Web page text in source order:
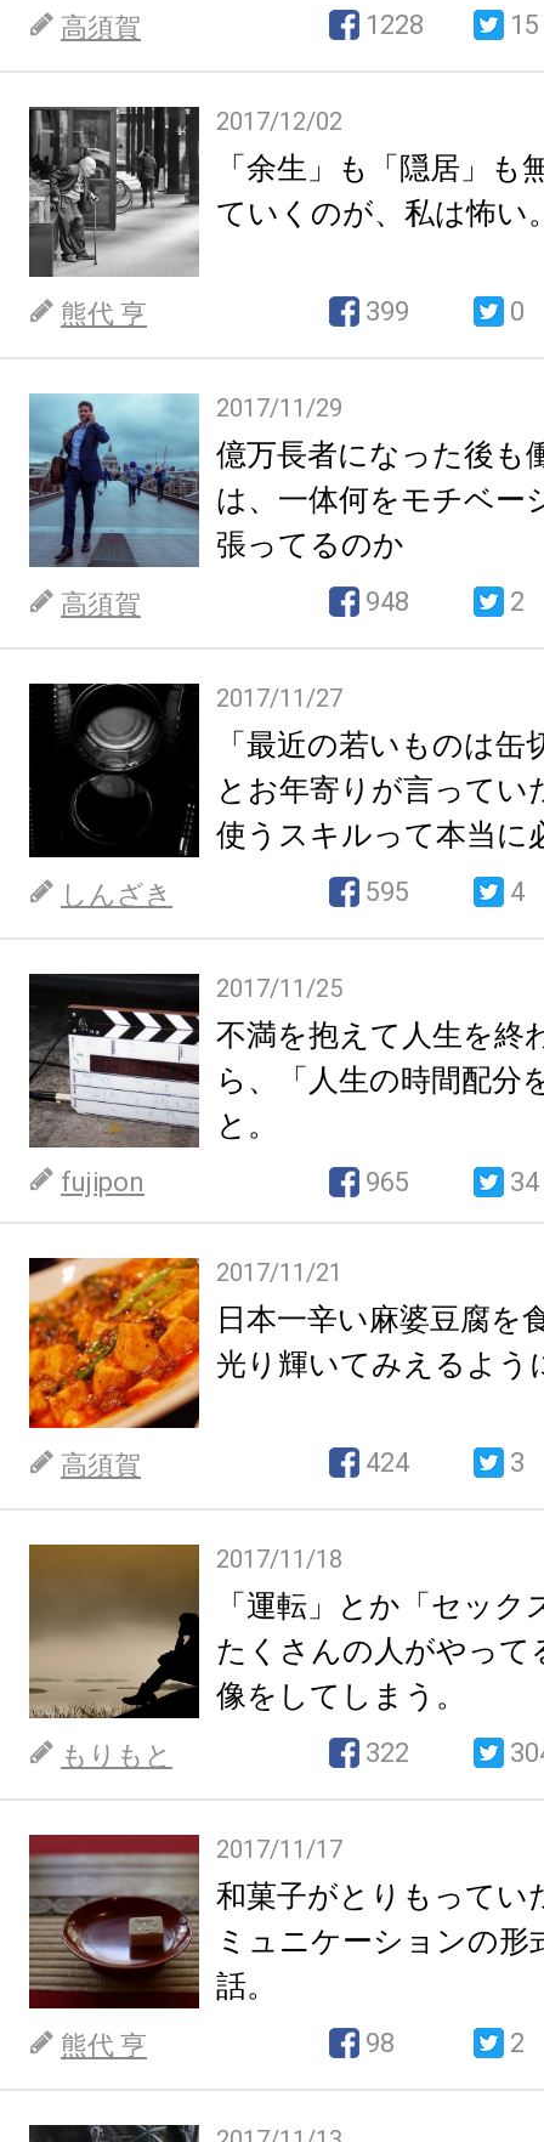
高須賀 1228 15
2017/12/02
「余生」も「隠居」も
ていくのが、私は怖い
熊代 亨 399 0
2017/11/29
億万長者になった後も
は、一体何をモチベー
張ってるのか
高須賀 948 2
2017/11/27
「最近の若いものは
とお年寄りが言ってい
使うスキルって本当に
しんざき 595 4
2017/11/25
不満を抱えて人生を終
ら、「人生の時間配分
と。
fujipon 965 34
2017/11/21
日本一辛い麻婆豆腐を
光り輝いてみえるよう
高須賀 424 3
2017/11/18
「運転」とか「セック
たくさんの人がやって
像をしてしまう。
もりもと 322
2017/11/17
和菓子がとりもってい
ミュニケーションの形
話。
熊代 亨 98 2